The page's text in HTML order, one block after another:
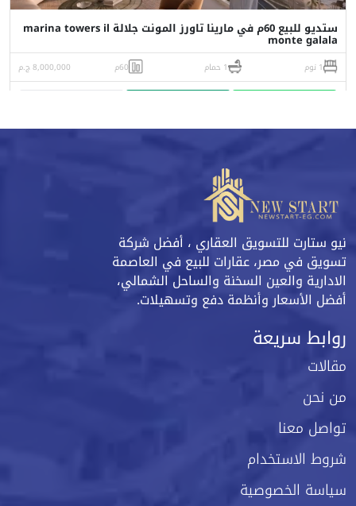
ستديو للبيع 60م في مارينا تاورز المونت جلالة marina towers il
monte galala
1 نوم 1 حمام 60م 8,000,000 ج.م
نيو ستارت للتسويق العقاري ، أفضل شركة
تسويق في مصر، عقارات للبيع في العاصمة
الادارية والعين السخنة والساحل الشمالي،
أفضل الأسعار وأنظمة دفع وتسهيلات.
روابط سريعة
مقالات
من نحن
تواصل معنا
شروط الاستخدام
سياسة الخصوصية